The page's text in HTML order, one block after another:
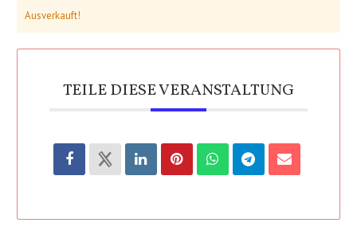
Ausverkauft!
TEILE DIESE VERANSTALTUNG